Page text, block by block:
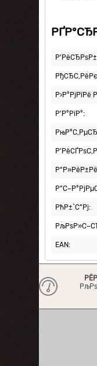
Р›Р°РјРїРё
Р’Р°РіР°:
РћР±`С”Рј:
EAN: